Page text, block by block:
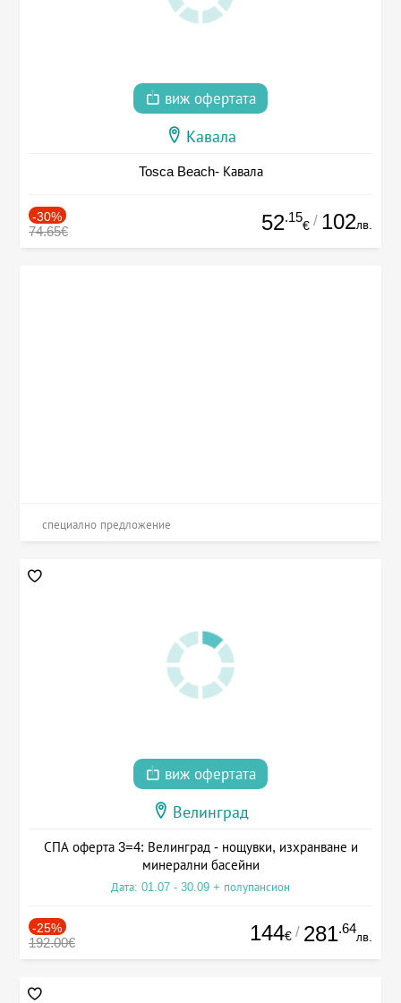
виж офертата
Кавала
Tosca Beach- Кавала
-30%
74.65€ 52.15
€ / 102лв.
специално предложение
виж офертата
Велинград
СПА оферта 3=4: Велинград - нощувки, изхранване и
минерални басейни
Дата: 01.07 - 30.09 + полупансион
-25%
192.00€ 144€ / 281.64
лв.